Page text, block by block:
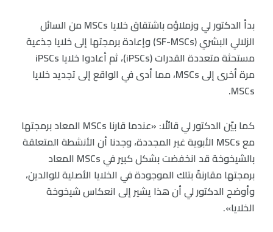
بدأ الدكتور لي وزملاؤه باشتقاق خلايا MSCs من السائل
الزلالي البشري (SF-MSCs) وإعادة برمجتها إلى خلايا جذعية
مستحثة متعددة القدرات (iPSCs)، ثم أعادوا خلايا iPSCs
مرة أخرى إلى MSCs، مما أدى في الواقع إلى تجديد خلايا
MSCs.
كما بيّن الدكتور لي قائلًا: «عندما قارنا MSCs المعاد برمجتها
مع MSCs الأبوية غير المجددة، وجدنا أن الأنشطة المتعلقة
بالشيخوخة قد انخفضت بشكل كبير في MSCs المعاد
برمجتها مقارنةً بتلك الموجودة في الخلايا الأصلية للوالدين،
وأوضح الدكتور لي أن هذا يشير إلى انعكاس شيخوخة
الخلايا».